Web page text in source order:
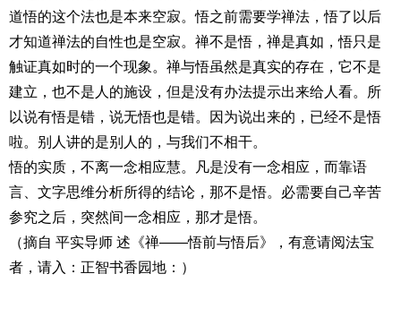
道悟的这个法也是本来空寂。悟之前需要学禅法，悟了以后
才知道禅法的自性也是空寂。禅不是悟，禅是真如，悟只是
触证真如时的一个现象。禅与悟虽然是真实的存在，它不是
建立，也不是人的施设，但是没有办法提示出来给人看。所
以说有悟是错，说无悟也是错。因为说出来的，已经不是悟
啦。别人讲的是别人的，与我们不相干。
悟的实质，不离一念相应慧。凡是没有一念相应，而靠语
言、文字思维分析所得的结论，那不是悟。必需要自己辛苦
参究之后，突然间一念相应，那才是悟。
（摘自 平实导师 述《禅——悟前与悟后》，有意请阅法宝
者，请入：正智书香园地：）